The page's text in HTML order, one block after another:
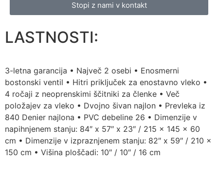
Stopi z nami v kontakt
LASTNOSTI:
3-letna garancija • Največ 2 osebi • Enosmerni
bostonski ventil • Hitri priključek za enostavno vleko •
4 ročaji z neoprenskimi ščitniki za členke • Več
položajev za vleko • Dvojno šivan najlon • Prevleka iz
840 Denier najlona • PVC debeline 26 • Dimenzije v
napihnjenem stanju: 84″ x 57″ x 23″ / 215 x 145 x 60
cm • Dimenzije v izpraznjenem stanju: 82″ x 59″ / 210 x
150 cm • Višina ploščadi: 10″ / 10″ / 16 cm